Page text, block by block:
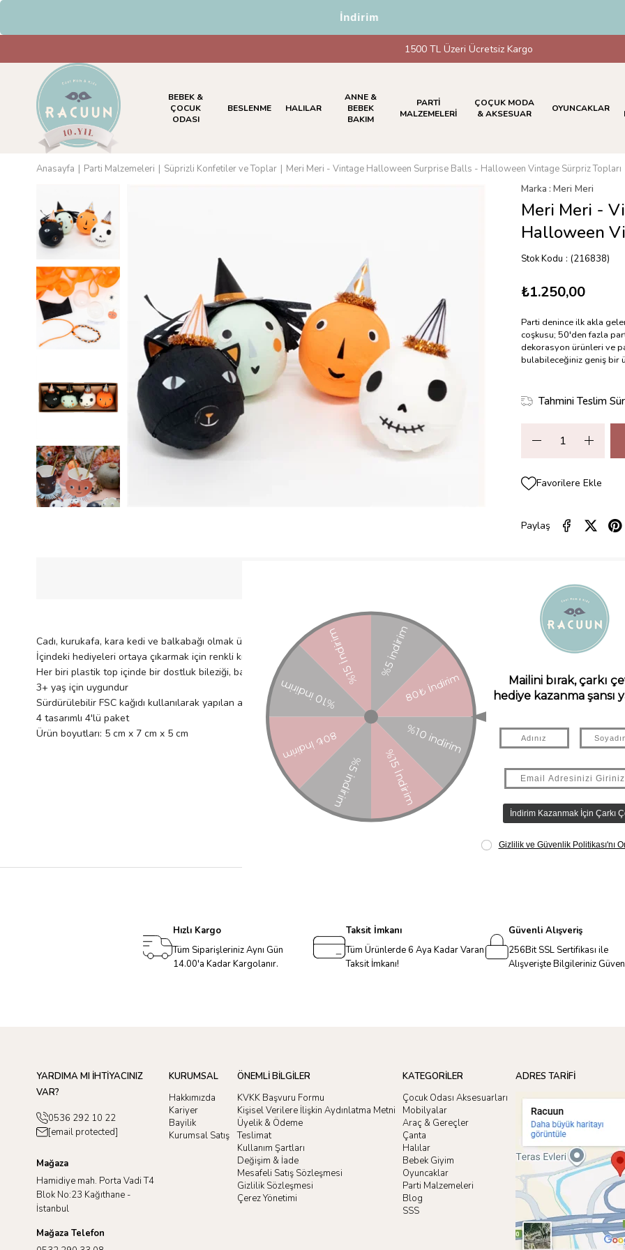
HAVALE & EFT Ödemelerinde %5 İndirim
1500 TL Üzeri Ücretsiz Kargo
BEBEK &
ÇOCUK
ODASI
BESLENME HALILAR
ANNE &
BEBEK
BAKIM
PARTİ
MALZEMELERİ
ÇOÇUK MODA
& AKSESUAR
OYUNCAKLAR
Anasayfa Parti Malzemeleri Süprizli Konfetiler ve Toplar Meri Meri - Vintage Halloween Surprise Balls - Halloween Vintage Sürpriz Topları
Marka : Meri Meri
Meri Meri -
Halloween
Stok Kodu (216838)
₺1.250,00
Parti denince ilk akla
coşkusu; 50'den fazla
dekorasyon ürünleri ve
bulabileceğiniz geniş bir
Tahmini Teslim
Favorilere Ekle
Paylaş
Cadı, kurukafa, kara kedi ve balkabağı olmak üzere 4 Cadılar Bayramı tasarımına sahiptir ve hepsinde bakır folyo detaylı sevimli
İçindeki hediyeleri ortaya çıkarmak için renkli krepon kağıdı katmanlarını açın
Her biri plastik top içinde bir dostluk bileziği, bakır folyo detaylı 2 geçici dövme, bir şaka ve siyah kağıt mendil şapka içerir
3+ yaş için uygundur
Sürdürülebilir FSC kağıdı kullanılarak yapılan ambalajlar
4 tasarımlı 4'lü paket
Ürün boyutları: 5 cm x 7 cm x 5 cm
Hızlı Kargo
Tüm Siparişleriniz Aynı Gün
14.00'a Kadar Kargolanır.
Taksit İmkanı
Tüm Ürünlerde 6 Aya Kadar Varan
Taksit İmkanı!
Güvenli Alışveriş
256Bit SSL Sertifikası ile
Alışverişte Bilgileriniz
YARDIMA MI İHTİYACINIZ
VAR?
0536 292 10 22
[email protected]
Mağaza
Hamidiye mah. Porta Vadi T4
Blok No:23 Kağıthane -
İstanbul
Mağaza Telefon
KURUMSAL
Hakkımızda
Kariyer
Bayilik
Kurumsal Satış
ÖNEMLİ BİLGİLER
KVKK Başvuru Formu
Kişisel Verilere İlişkin Aydınlatma Metni
Üyelik & Ödeme
Teslimat
Kullanım Şartları
Değişim & İade
Mesafeli Satış Sözleşmesi
Gizlilik Sözleşmesi
Çerez Yönetimi
KATEGORİLER
Çocuk Odası Aksesuarları
Mobilyalar
Araç & Gereçler
Çanta
Halılar
Bebek Giyim
Oyuncaklar
Parti Malzemeleri
Blog
SSS
ADRES TARİFİ